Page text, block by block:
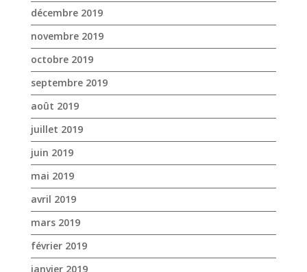
août 2019
juillet 2019
juin 2019
mai 2019
avril 2019
mars 2019
février 2019
janvier 2019
décembre 2018
novembre 2018
octobre 2018